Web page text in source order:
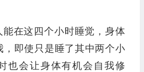
能在这四个小时睡觉，身体
，即使只是睡了其中两个小
也会让身体有机会自我修